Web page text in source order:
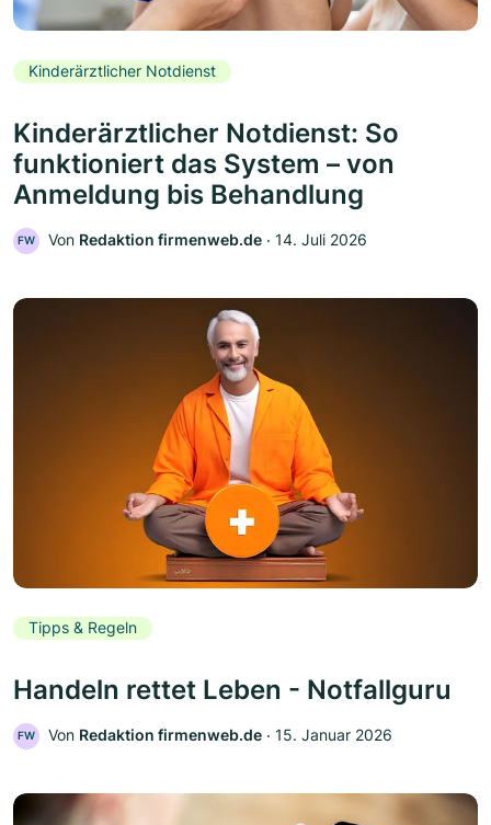
Kinderärztlicher Notdienst
Kinderärztlicher Notdienst: So
funktioniert das System – von
Anmeldung bis Behandlung
FW Von Redaktion firmenweb.de ‧ 14. Juli 2026
Tipps & Regeln
Handeln rettet Leben - Notfallguru
FW Von Redaktion firmenweb.de ‧ 15. Januar 2026